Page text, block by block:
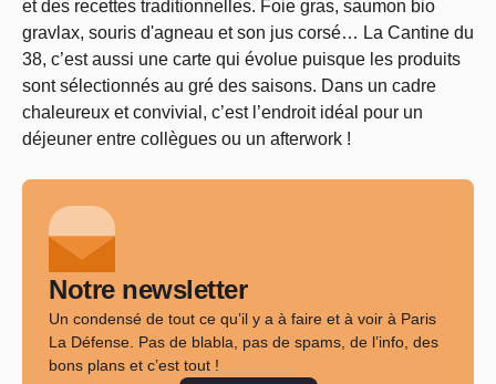
et des recettes traditionnelles. Foie gras, saumon bio
gravlax, souris d'agneau et son jus corsé… La Cantine du
38, c’est aussi une carte qui évolue puisque les produits
sont sélectionnés au gré des saisons. Dans un cadre
chaleureux et convivial, c’est l’endroit idéal pour un
déjeuner entre collègues ou un afterwork !
Notre newsletter
Un condensé de tout ce qu’il y a à faire et à voir à Paris
La Défense. Pas de blabla, pas de spams, de l’info, des
bons plans et c’est tout !